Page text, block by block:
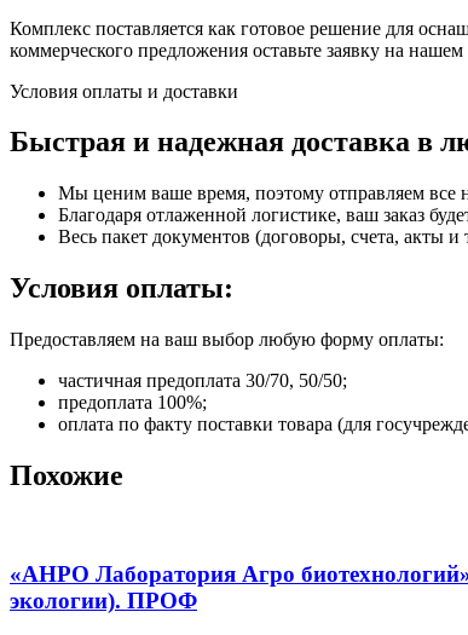
Комплекс поставляется как готовое решение для
коммерческого предложения оставьте заявку на нашем
Условия оплаты и доставки
Быстрая и надежная доставка в
Мы ценим ваше время, поэтому отправляем все
Благодаря отлаженной логистике, ваш заказ
Весь пакет документов (договоры, счета, акты
Условия оплаты:
Предоставляем на ваш выбор любую форму оплаты:
частичная предоплата 30/70, 50/50;
предоплата 100%;
оплата по факту поставки товара (для
Похожие
«АНРО Лаборатория Агро
экологии). ПРОФ